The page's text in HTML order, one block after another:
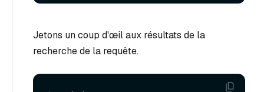
Jetons un coup d'œil aux résultats de la
recherche de la requête.